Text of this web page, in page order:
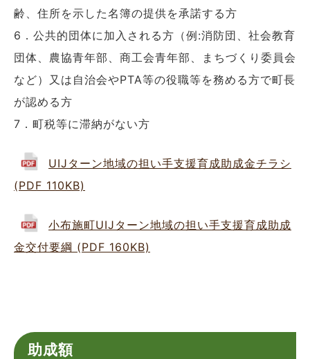
齢、住所を示した名簿の提供を承諾する方
6．公共的団体に加入される方（例:消防団、社会教育
団体、農協青年部、商工会青年部、まちづくり委員会
など）又は自治会やPTA等の役職等を務める方で町長
が認める方
7．町税等に滞納がない方
UIJターン地域の担い手支援育成助成金チラシ
(PDF 110KB)
小布施町UIJターン地域の担い手支援育成助成
金交付要綱 (PDF 160KB)
助成額